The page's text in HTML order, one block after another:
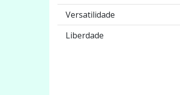
Versatilidade
Liberdade